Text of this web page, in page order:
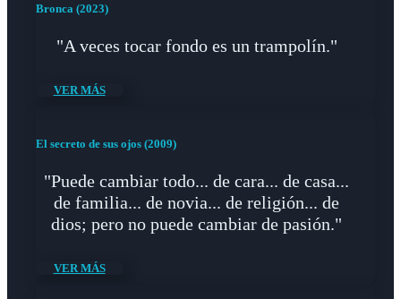
Bronca (2023)
"A veces tocar fondo es un trampolín."
VER MÁS
El secreto de sus ojos (2009)
"Puede cambiar todo... de cara... de casa...
de familia... de novia... de religión... de
dios; pero no puede cambiar de pasión."
VER MÁS